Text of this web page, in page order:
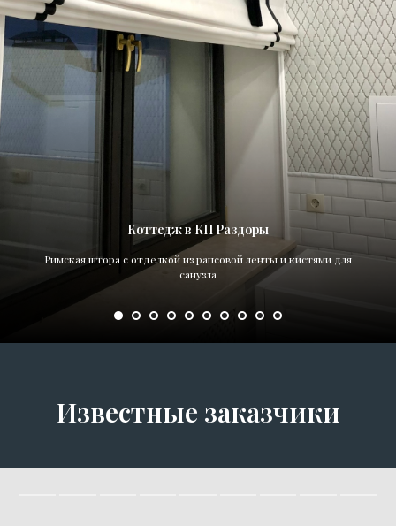
Коттедж в КП Раздоры
Римская штора с отделкой из рапсовой ленты и кистями для
санузла
Известные заказчики